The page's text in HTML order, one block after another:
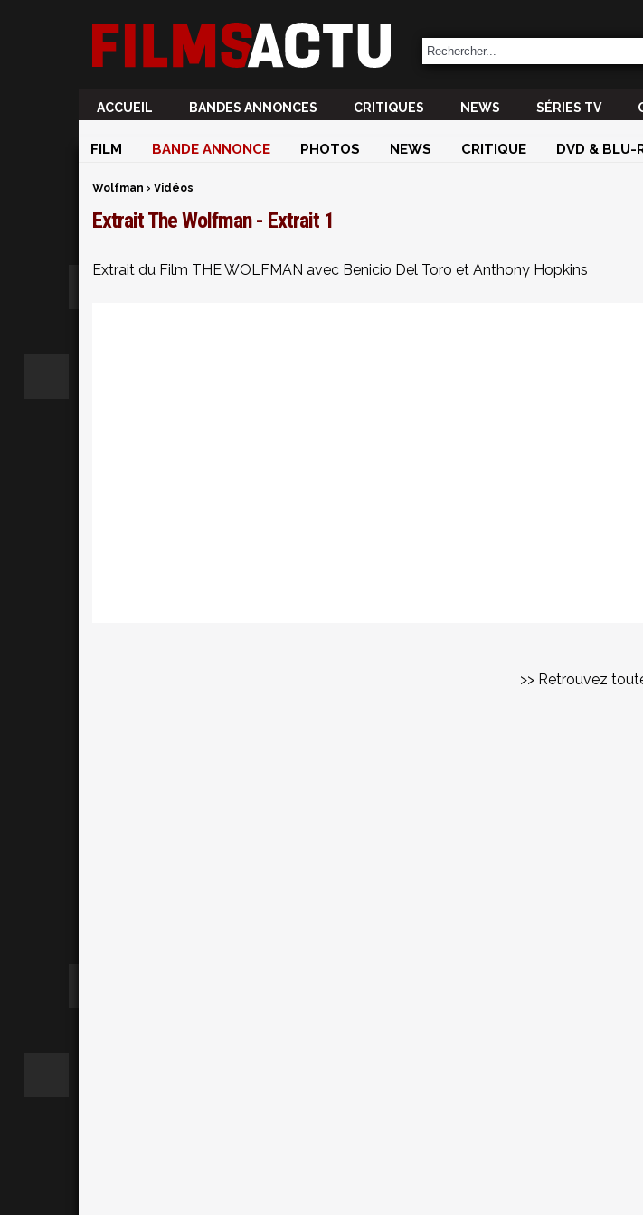
ACCUEIL BANDES ANNONCES CRITIQUES NEWS SÉRIES TV
FILM BANDE ANNONCE PHOTOS NEWS CRITIQUE DVD & BLU-
Wolfman › Vidéos
Extrait The Wolfman - Extrait 1
Extrait du Film THE WOLFMAN avec Benicio Del Toro et Anthony Hopkins
>> Retrouvez